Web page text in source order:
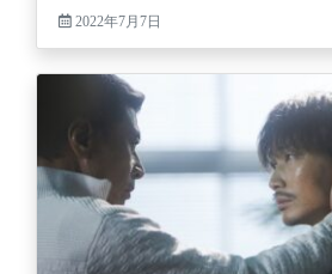
2022年7月7日